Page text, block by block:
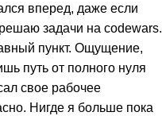
вперед, даже если
задачи на codewars.
пункт. Ощущение,
путь от полного нуля
свое рабочее
Нигде я больше пока